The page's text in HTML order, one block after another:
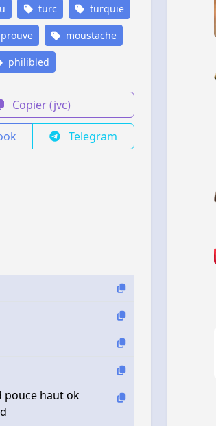
turc turquie
moustache
philibled
Copier (jvc)
Telegram
haut ok